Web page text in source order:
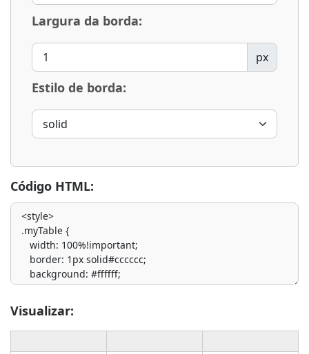
Largura da borda:
px
Estilo de borda:
Código HTML:
Visualizar: